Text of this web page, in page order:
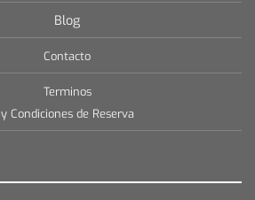
Blog
Contacto
Terminos
y Condiciones de Reserva